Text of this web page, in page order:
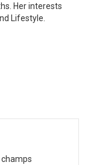
Her interests
Lifestyle.
champs